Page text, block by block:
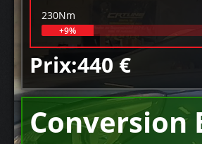
230Nm
+9%
Prix:440 €
Conversion